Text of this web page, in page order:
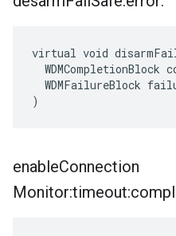
virtual void
WDMCompletionBlock
WDMFailureBlock
)
enableConnection